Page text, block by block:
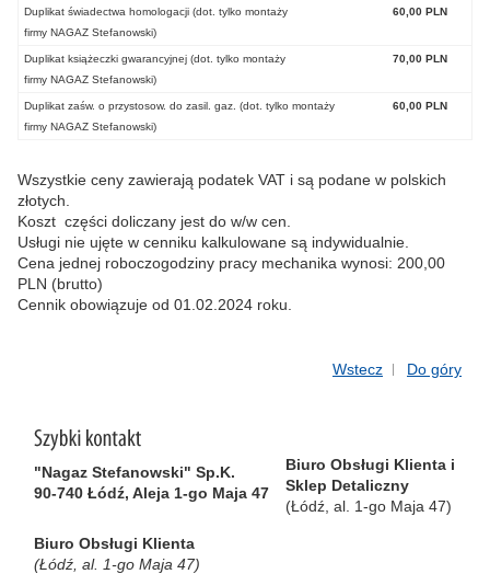
Duplikat świadectwa homologacji (dot. tylko montaży
firmy NAGAZ Stefanowski)
60,00 PLN
Duplikat książeczki gwarancyjnej (dot. tylko montaży
firmy NAGAZ Stefanowski)
70,00 PLN
Duplikat zaśw. o przystosow. do zasil. gaz. (dot. tylko montaży
firmy NAGAZ Stefanowski)
60,00 PLN
Wszystkie ceny zawierają podatek VAT i są podane w polskich
złotych.
Koszt części doliczany jest do w/w cen.
Usługi nie ujęte w cenniku kalkulowane są indywidualnie.
Cena jednej roboczogodziny pracy mechanika wynosi: 200,00
PLN (brutto)
Cennik obowiązuje od 01.02.2024 roku.
Wstecz Do góry
"Nagaz Stefanowski" Sp.K.
90-740 Łódź, Aleja 1-go Maja 47
Biuro Obsługi Klienta
(Łódź, al. 1-go Maja 47)
Biuro Obsługi Klienta i
Sklep Detaliczny
(Łódź, al. 1-go Maja 47)